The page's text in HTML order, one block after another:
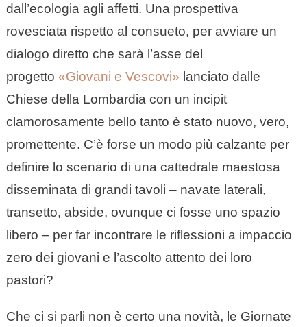
dall’ecologia agli affetti. Una prospettiva
rovesciata rispetto al consueto, per avviare un
dialogo diretto che sarà l’asse del
progetto «Giovani e Vescovi» lanciato dalle
Chiese della Lombardia con un incipit
clamorosamente bello tanto è stato nuovo, vero,
promettente. C’è forse un modo più calzante per
definire lo scenario di una cattedrale maestosa
disseminata di grandi tavoli – navate laterali,
transetto, abside, ovunque ci fosse uno spazio
libero – per far incontrare le riflessioni a impaccio
zero dei giovani e l’ascolto attento dei loro
pastori?
Che ci si parli non è certo una novità, le Giornate